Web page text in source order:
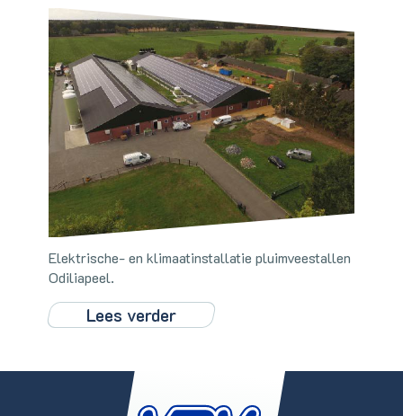
Elektrische- en klimaatinstallatie pluimveestallen
Odiliapeel.
Lees verder